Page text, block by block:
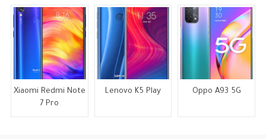
Xiaomi Redmi Note
7 Pro
Lenovo K5 Play Oppo A93 5G